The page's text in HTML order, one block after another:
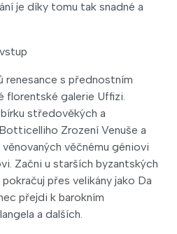
je díky tomu tak snadné a
renesance s přednostním
florentské galerie Uffizi.
středověkých a
Zrození Venuše a
věčnému géniovi
Začni u starších byzantských
přes velikány jako Da
přejdi k barokním
a dalších.